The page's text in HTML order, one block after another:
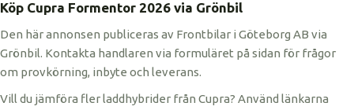
Köp Cupra Formentor 2026 via Grönbil
Den här annonsen publiceras av Frontbilar i Göteborg AB via
Grönbil. Kontakta handlaren via formuläret på sidan för frågor
om provkörning, inbyte och leverans.
Vill du jämföra fler laddhybrider från Cupra? Använd länkarna